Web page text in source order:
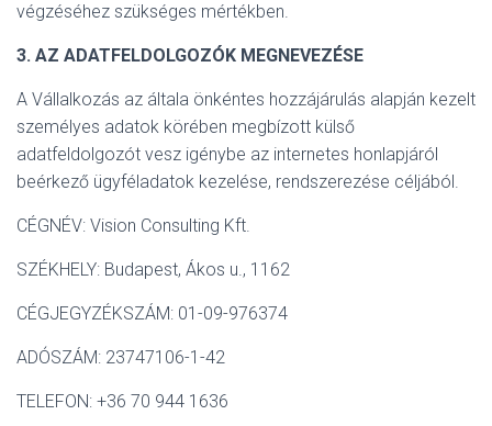
végzéséhez szükséges mértékben.
3. AZ ADATFELDOLGOZÓK MEGNEVEZÉSE
A Vállalkozás az általa önkéntes hozzájárulás alapján kezelt
személyes adatok körében megbízott külső
adatfeldolgozót vesz igénybe az internetes honlapjáról
beérkező ügyféladatok kezelése, rendszerezése céljából.
CÉGNÉV: Vision Consulting Kft.
SZÉKHELY: Budapest, Ákos u., 1162
CÉGJEGYZÉKSZÁM: 01-09-976374
ADÓSZÁM: 23747106-1-42
TELEFON: +36 70 944 1636